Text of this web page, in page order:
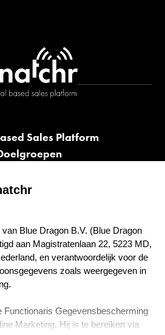
Sales Platform
Opvolging
Over ons
Contact
Blue Dragon B.V. (Blue Dragon
aan Magistratenlaan 22, 5223 MD,
en verantwoordelijk voor de
zoals weergegeven in
Functionaris Gegevensbescherming
Marketing. Hij is te bereiken via